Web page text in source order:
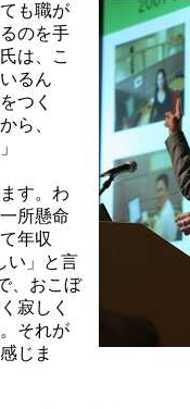
も職が
のを手
は、こ
るん
つく
ら、
す。わ
所懸命
年収
い」と言
、おこぼ
寂しく
それが
じま